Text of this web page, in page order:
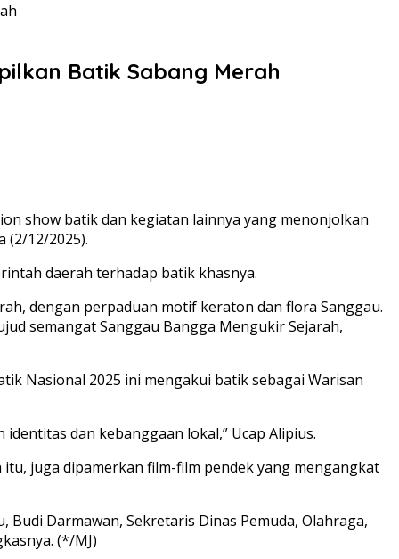
Batik Sabang Merah
show batik dan kegiatan lainnya yang menonjolkan
(2/12/2025).
daerah terhadap batik khasnya.
dengan perpaduan motif keraton dan flora Sanggau.
semangat Sanggau Bangga Mengukir Sejarah,
Nasional 2025 ini mengakui batik sebagai Warisan
dan kebanggaan lokal,” Ucap Alipius.
juga dipamerkan film-film pendek yang mengangkat
Budi Darmawan, Sekretaris Dinas Pemuda, Olahraga,
(*/MJ)